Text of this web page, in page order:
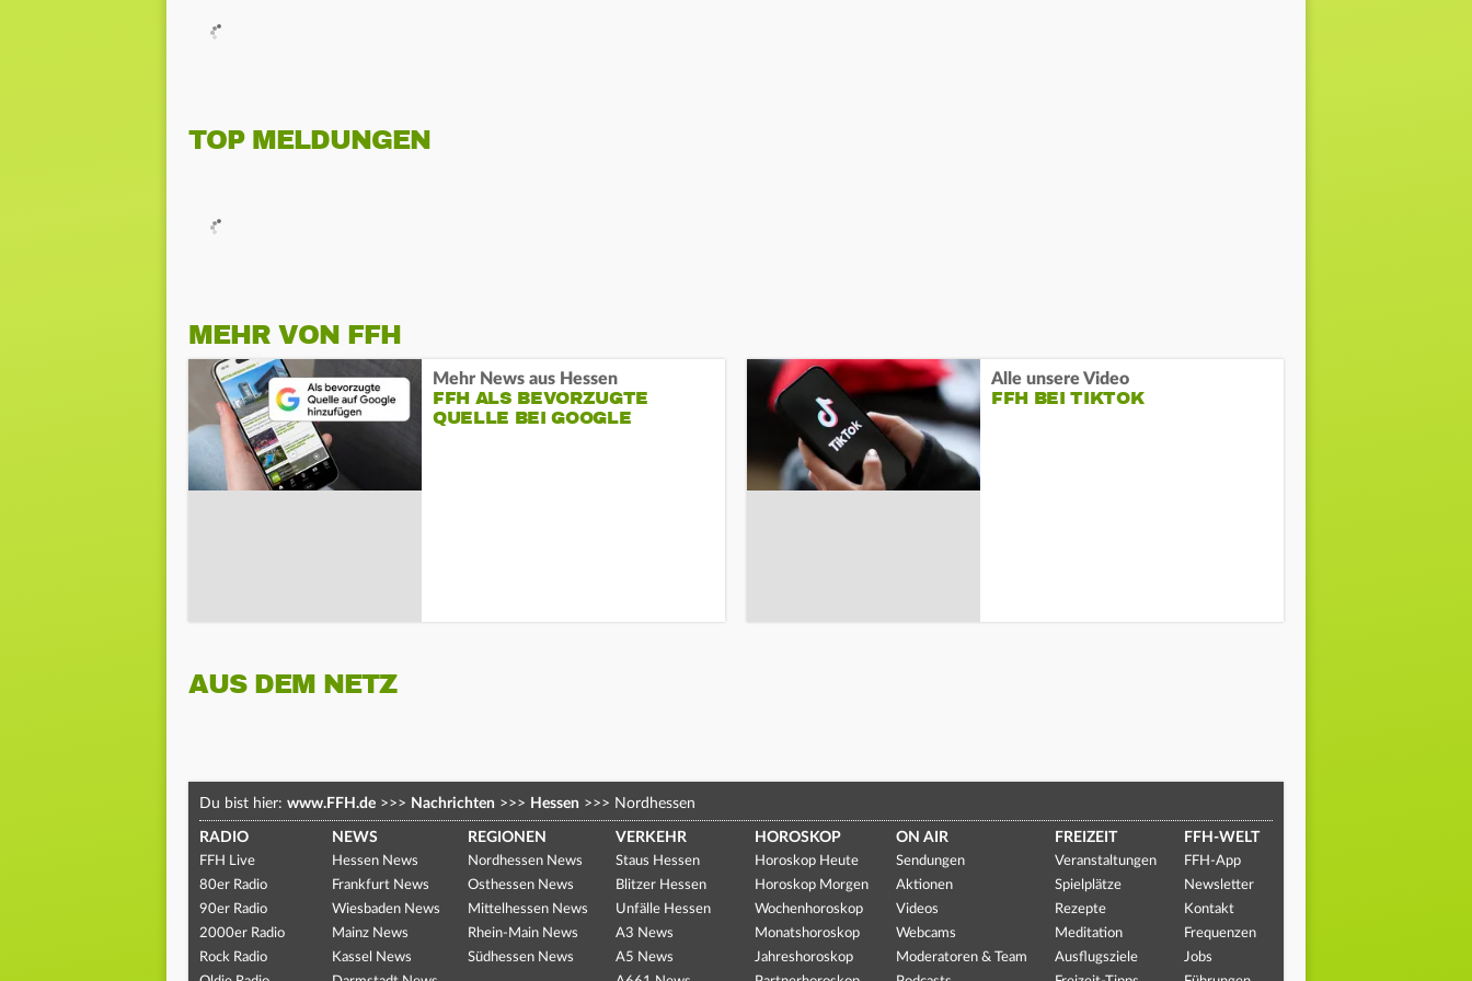
TOP MELDUNGEN
MEHR VON FFH
Mehr News aus Hessen
FFH ALS BEVORZUGTE
QUELLE BEI GOOGLE
Alle unsere Video
FFH BEI TIKTOK
AUS DEM NETZ
Du bist hier: www.FFH.de >>> Nachrichten >>> Hessen >>> Nordhessen
RADIO
FFH Live
80er Radio
90er Radio
2000er Radio
Rock Radio
NEWS
Hessen News
Frankfurt News
Wiesbaden News
Mainz News
Kassel News
REGIONEN
Nordhessen News
Osthessen News
Mittelhessen News
Rhein-Main News
Südhessen News
VERKEHR
Staus Hessen
Blitzer Hessen
Unfälle Hessen
A3 News
A5 News
HOROSKOP
Horoskop Heute
Horoskop Morgen
Wochenhoroskop
Monatshoroskop
Jahreshoroskop
ON AIR
Sendungen
Aktionen
Videos
Webcams
Moderatoren & Team
FREIZEIT
Veranstaltungen
Spielplätze
Rezepte
Meditation
Ausflugsziele
FFH-WELT
FFH-App
Newsletter
Kontakt
Frequenzen
Jobs